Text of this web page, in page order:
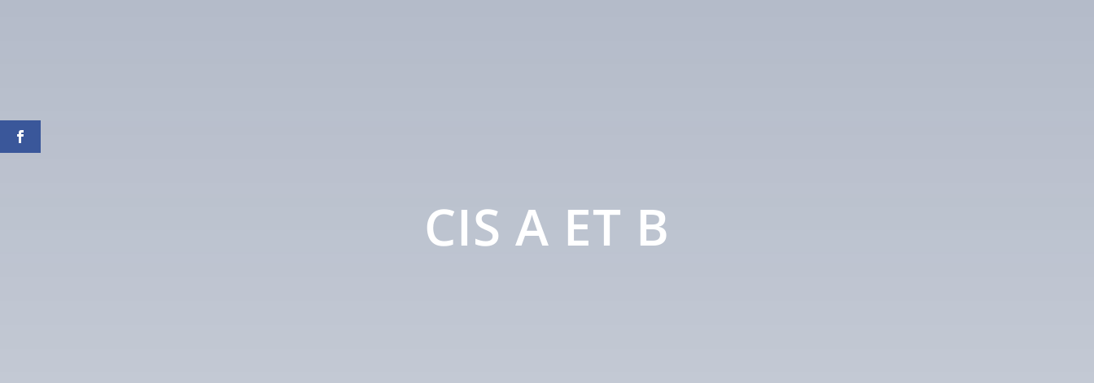
CIS A ET B